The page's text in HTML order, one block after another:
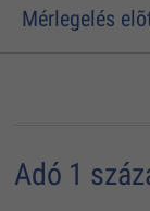
Mérlegelés
Adó 1